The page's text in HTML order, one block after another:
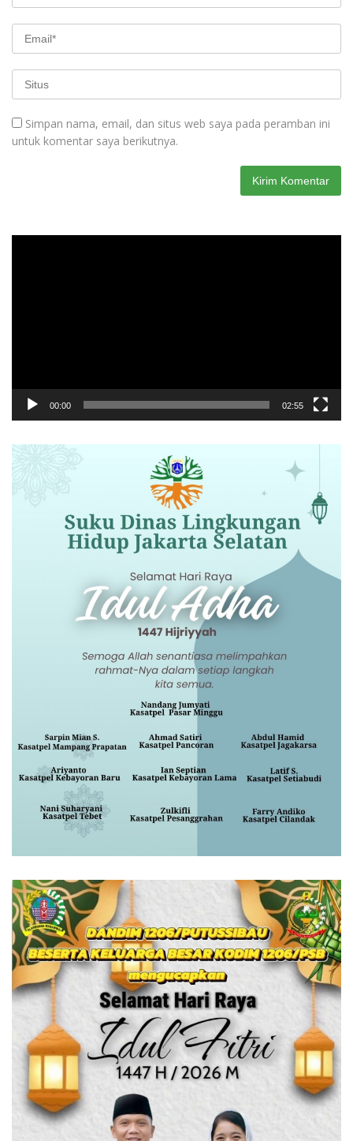
Simpan nama, email, dan situs web saya pada peramban ini
untuk komentar saya berikutnya.
00:00 02:55